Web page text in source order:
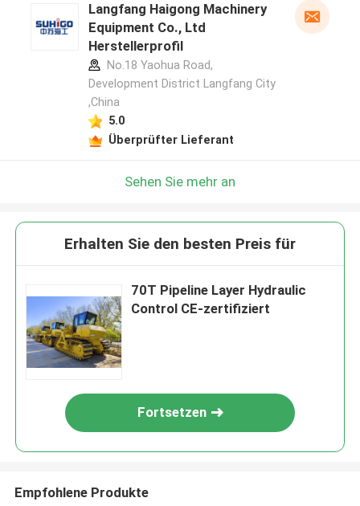
Langfang Haigong Machinery
Equipment Co., Ltd
Herstellerprofil
No.18 Yaohua Road,
Development District Langfang City
,China
5.0
Überprüfter Lieferant
Sehen Sie mehr an
Erhalten Sie den besten Preis für
70T Pipeline Layer Hydraulic
Control CE-zertifiziert
Fortsetzen
Empfohlene Produkte